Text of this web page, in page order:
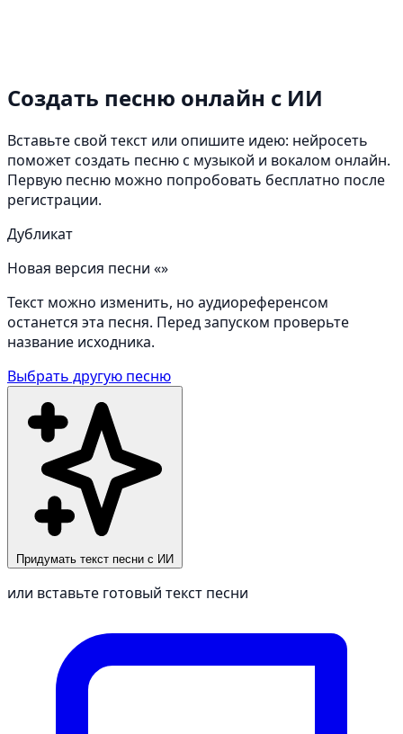
Создать песню онлайн с ИИ
Вставьте свой текст или опишите идею: нейросеть
поможет создать песню с музыкой и вокалом онлайн.
Первую песню можно попробовать бесплатно после
регистрации.
Дубликат
Новая версия песни «»
Текст можно изменить, но аудиореференсом
останется эта песня. Перед запуском проверьте
название исходника.
Выбрать другую песню
Придумать текст песни с ИИ
или вставьте готовый текст песни